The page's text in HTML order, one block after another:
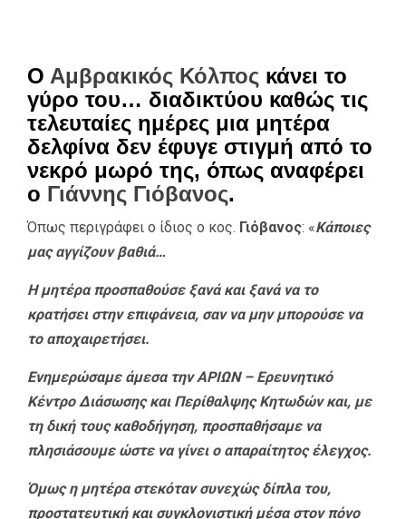
Ο Αμβρακικός Κόλπος κάνει το
γύρο του… διαδικτύου καθώς τις
τελευταίες ημέρες μια μητέρα
δελφίνα δεν έφυγε στιγμή από το
νεκρό μωρό της, όπως αναφέρει
ο Γιάννης Γιόβανος.
Όπως περιγράφει ο ίδιος ο κος. Γιόβανος: «Κάποιες
μας αγγίζουν βαθιά…
Η μητέρα προσπαθούσε ξανά και ξανά να το
κρατήσει στην επιφάνεια, σαν να μην μπορούσε να
το αποχαιρετήσει.
Ενημερώσαμε άμεσα την ΑΡΙΩΝ – Ερευνητικό
Κέντρο Διάσωσης και Περίθαλψης Κητωδών και, με
τη δική τους καθοδήγηση, προσπαθήσαμε να
πλησιάσουμε ώστε να γίνει ο απαραίτητος έλεγχος.
Όμως η μητέρα στεκόταν συνεχώς δίπλα του,
προστατευτική και συγκλονιστική μέσα στον πόνο